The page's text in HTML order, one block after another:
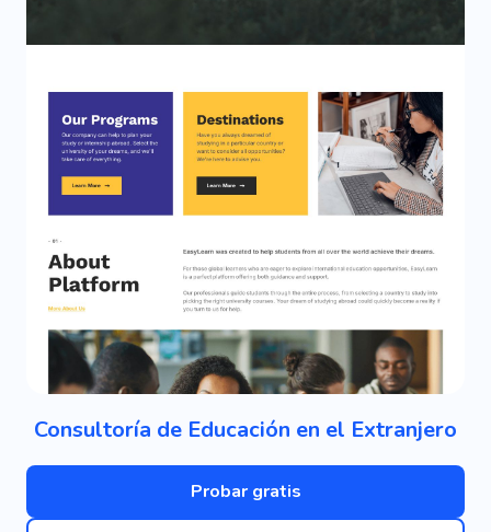
Consultoría de Educación en el Extranjero
Probar gratis